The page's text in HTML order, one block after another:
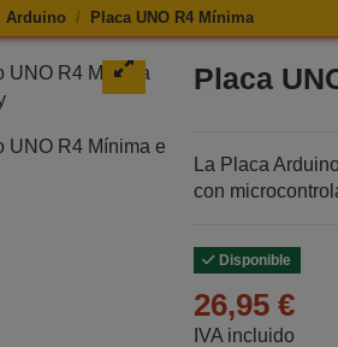
Arduino Placa UNO R4 Mínima
UNO R4 Mínima Placa
La Placa
con
Disponible
26,95 €
IVA incluido